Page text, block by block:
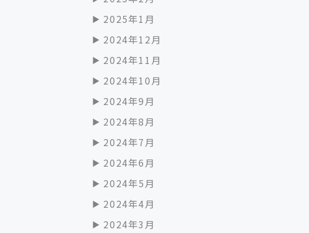
2025年1月
2024年12月
2024年11月
2024年10月
2024年9月
2024年8月
2024年7月
2024年6月
2024年5月
2024年4月
2024年3月